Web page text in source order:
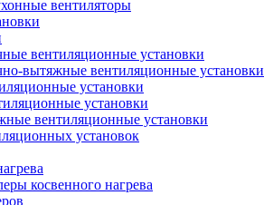
вентиляторы
вентиляционные установки
вытяжные вентиляционные установки
установки
установки
вентиляционные установки
установок
косвенного нагрева